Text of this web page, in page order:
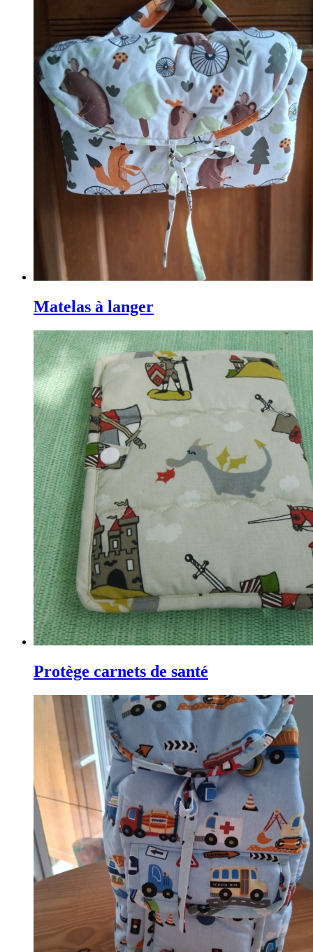
Matelas à langer
Protège carnets de santé